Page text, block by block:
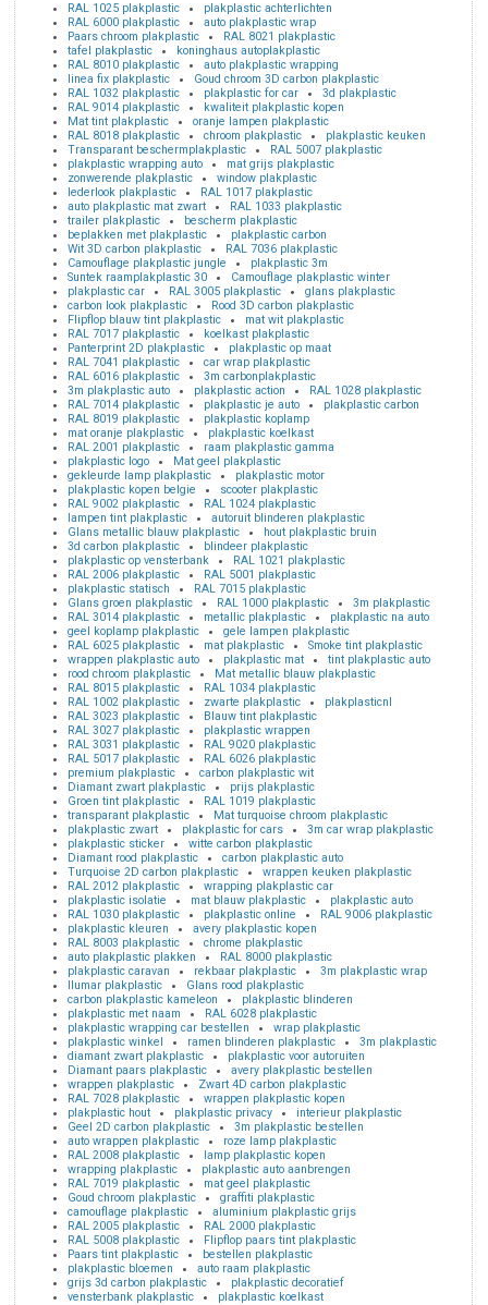
RAL 1025 plakplastic
plakplastic achterlichten
RAL 6000 plakplastic
auto plakplastic wrap
Paars chroom plakplastic
RAL 8021 plakplastic
tafel plakplastic
koninghaus autoplakplastic
RAL 8010 plakplastic
auto plakplastic wrapping
linea fix plakplastic
Goud chroom 3D carbon plakplastic
RAL 1032 plakplastic
plakplastic for car
3d plakplastic
RAL 9014 plakplastic
kwaliteit plakplastic kopen
Mat tint plakplastic
oranje lampen plakplastic
RAL 8018 plakplastic
chroom plakplastic
plakplastic keuken
Transparant beschermplakplastic
RAL 5007 plakplastic
plakplastic wrapping auto
mat grijs plakplastic
zonwerende plakplastic
window plakplastic
lederlook plakplastic
RAL 1017 plakplastic
auto plakplastic mat zwart
RAL 1033 plakplastic
trailer plakplastic
bescherm plakplastic
beplakken met plakplastic
plakplastic carbon
Wit 3D carbon plakplastic
RAL 7036 plakplastic
Camouflage plakplastic jungle
plakplastic 3m
Suntek raamplakplastic 30
Camouflage plakplastic winter
plakplastic car
RAL 3005 plakplastic
glans plakplastic
carbon look plakplastic
Rood 3D carbon plakplastic
Flipflop blauw tint plakplastic
mat wit plakplastic
RAL 7017 plakplastic
koelkast plakplastic
Panterprint 2D plakplastic
plakplastic op maat
RAL 7041 plakplastic
car wrap plakplastic
RAL 6016 plakplastic
3m carbonplakplastic
3m plakplastic auto
plakplastic action
RAL 1028 plakplastic
RAL 7014 plakplastic
plakplastic je auto
plakplastic carbon
RAL 8019 plakplastic
plakplastic koplamp
mat oranje plakplastic
plakplastic koelkast
RAL 2001 plakplastic
raam plakplastic gamma
plakplastic logo
Mat geel plakplastic
gekleurde lamp plakplastic
plakplastic motor
plakplastic kopen belgie
scooter plakplastic
RAL 9002 plakplastic
RAL 1024 plakplastic
lampen tint plakplastic
autoruit blinderen plakplastic
Glans metallic blauw plakplastic
hout plakplastic bruin
3d carbon plakplastic
blindeer plakplastic
plakplastic op vensterbank
RAL 1021 plakplastic
RAL 2006 plakplastic
RAL 5001 plakplastic
plakplastic statisch
RAL 7015 plakplastic
Glans groen plakplastic
RAL 1000 plakplastic
3m plakplastic
RAL 3014 plakplastic
metallic plakplastic
plakplastic na auto
geel koplamp plakplastic
gele lampen plakplastic
RAL 6025 plakplastic
mat plakplastic
Smoke tint plakplastic
wrappen plakplastic auto
plakplastic mat
tint plakplastic auto
rood chroom plakplastic
Mat metallic blauw plakplastic
RAL 8015 plakplastic
RAL 1034 plakplastic
RAL 1002 plakplastic
zwarte plakplastic
plakplasticnl
RAL 3023 plakplastic
Blauw tint plakplastic
RAL 3027 plakplastic
plakplastic wrappen
RAL 3031 plakplastic
RAL 9020 plakplastic
RAL 5017 plakplastic
RAL 6026 plakplastic
premium plakplastic
carbon plakplastic wit
Diamant zwart plakplastic
prijs plakplastic
Groen tint plakplastic
RAL 1019 plakplastic
transparant plakplastic
Mat turquoise chroom plakplastic
plakplastic zwart
plakplastic for cars
3m car wrap plakplastic
plakplastic sticker
witte carbon plakplastic
Diamant rood plakplastic
carbon plakplastic auto
Turquoise 2D carbon plakplastic
wrappen keuken plakplastic
RAL 2012 plakplastic
wrapping plakplastic car
plakplastic isolatie
mat blauw plakplastic
plakplastic auto
RAL 1030 plakplastic
plakplastic online
RAL 9006 plakplastic
plakplastic kleuren
avery plakplastic kopen
RAL 8003 plakplastic
chrome plakplastic
auto plakplastic plakken
RAL 8000 plakplastic
plakplastic caravan
rekbaar plakplastic
3m plakplastic wrap
llumar plakplastic
Glans rood plakplastic
carbon plakplastic kameleon
plakplastic blinderen
plakplastic met naam
RAL 6028 plakplastic
plakplastic wrapping car bestellen
wrap plakplastic
plakplastic winkel
ramen blinderen plakplastic
3m plakplastic
diamant zwart plakplastic
plakplastic voor autoruiten
Diamant paars plakplastic
avery plakplastic bestellen
wrappen plakplastic
Zwart 4D carbon plakplastic
RAL 7028 plakplastic
wrappen plakplastic kopen
plakplastic hout
plakplastic privacy
interieur plakplastic
Geel 2D carbon plakplastic
3m plakplastic bestellen
auto wrappen plakplastic
roze lamp plakplastic
RAL 2008 plakplastic
lamp plakplastic kopen
wrapping plakplastic
plakplastic auto aanbrengen
RAL 7019 plakplastic
mat geel plakplastic
Goud chroom plakplastic
graffiti plakplastic
camouflage plakplastic
aluminium plakplastic grijs
RAL 2005 plakplastic
RAL 2000 plakplastic
RAL 5008 plakplastic
Flipflop paars tint plakplastic
Paars tint plakplastic
bestellen plakplastic
plakplastic bloemen
auto raam plakplastic
grijs 3d carbon plakplastic
plakplastic decoratief
vensterbank plakplastic
plakplastic koelkast